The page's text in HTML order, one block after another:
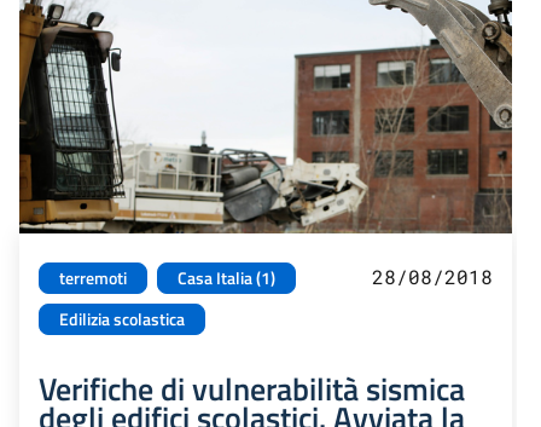
terremoti
Casa Italia (1)
Edilizia scolastica
28/08/2018
Verifiche di vulnerabilità sismica